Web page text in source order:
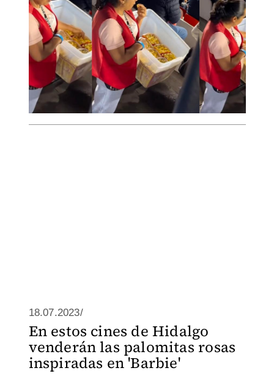
18.07.2023/
En estos cines de Hidalgo
venderán las palomitas rosas
inspiradas en 'Barbie'